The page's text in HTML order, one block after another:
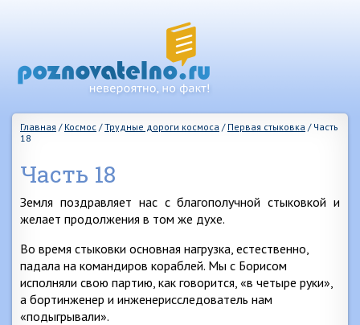
Главная / Космос /Трудные дороги космоса / Первая стыковка / Часть
18
Часть 18
Земля поздравляет нас с благополучной стыковкой и
желает продолжения в том же духе.
Во время стыковки основная нагрузка, естественно,
падала на командиров кораблей. Мы с Борисом
исполняли свою партию, как говорится, «в четыре руки»,
а бортинженер и инженерисследователь нам
«подыгрывали».